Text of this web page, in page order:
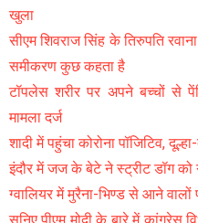
खुला
सीएम शिवराज सिंह के तिरुपति
समीकरण कुछ कहता है
टॉपलेस शरीर पर अपने बच्चों से
मामला दर्ज
शादी में पहुंचा कोरोना पॉजिटिव,
इंदौर में जज के बेटे ने स्ट्रीट डॉग को
ग्वालियर में मुरैना-भिण्ड से आने वालों